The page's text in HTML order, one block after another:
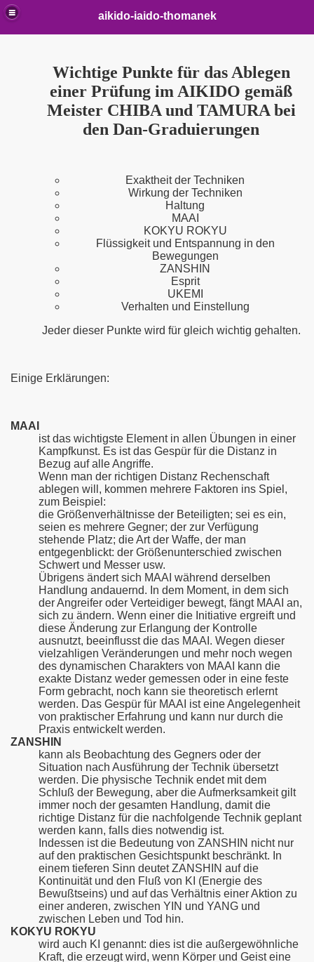
aikido-iaido-thomanek
Wichtige Punkte für das Ablegen
einer Prüfung im AIKIDO gemäß
Meister CHIBA und TAMURA bei
den Dan-Graduierungen
Exaktheit der Techniken
Wirkung der Techniken
Haltung
MAAI
KOKYU ROKYU
Flüssigkeit und Entspannung in den
Bewegungen
ZANSHIN
Esprit
UKEMI
Verhalten und Einstellung
Jeder dieser Punkte wird für gleich wichtig gehalten.
Einige Erklärungen:
MAAI
ist das wichtigste Element in allen Übungen in einer
Kampfkunst. Es ist das Gespür für die Distanz in
Bezug auf alle Angriffe.
Wenn man der richtigen Distanz Rechenschaft
ablegen will, kommen mehrere Faktoren ins Spiel,
zum Beispiel:
die Größenverhältnisse der Beteiligten; sei es ein,
seien es mehrere Gegner; der zur Verfügung
stehende Platz; die Art der Waffe, der man
entgegenblickt: der Größenunterschied zwischen
Schwert und Messer usw.
Übrigens ändert sich MAAI während derselben
Handlung andauernd. In dem Moment, in dem sich
der Angreifer oder Verteidiger bewegt, fängt MAAI an,
sich zu ändern. Wenn einer die Initiative ergreift und
diese Änderung zur Erlangung der Kontrolle
ausnutzt, beeinflusst die das MAAI. Wegen dieser
vielzahligen Veränderungen und mehr noch wegen
des dynamischen Charakters von MAAI kann die
exakte Distanz weder gemessen oder in eine feste
Form gebracht, noch kann sie theoretisch erlernt
werden. Das Gespür für MAAI ist eine Angelegenheit
von praktischer Erfahrung und kann nur durch die
Praxis entwickelt werden.
ZANSHIN
kann als Beobachtung des Gegners oder der
Situation nach Ausführung der Technik übersetzt
werden. Die physische Technik endet mit dem
Schluß der Bewegung, aber die Aufmerksamkeit gilt
immer noch der gesamten Handlung, damit die
richtige Distanz für die nachfolgende Technik geplant
werden kann, falls dies notwendig ist.
Indessen ist die Bedeutung von ZANSHIN nicht nur
auf den praktischen Gesichtspunkt beschränkt. In
einem tieferen Sinn deutet ZANSHIN auf die
Kontinuität und den Fluß von KI (Energie des
Bewußtseins) und auf das Verhältnis einer Aktion zu
einer anderen, zwischen YIN und YANG und
zwischen Leben und Tod hin.
KOKYU ROKYU
wird auch KI genannt: dies ist die außergewöhnliche
Kraft, die erzeugt wird, wenn Körper und Geist eine